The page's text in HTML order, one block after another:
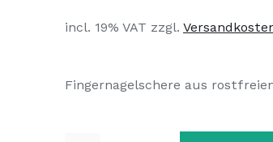
incl. 19% VAT zzgl.
Fingernagelschere aus